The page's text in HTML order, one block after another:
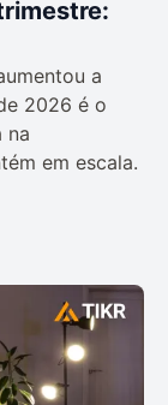
a
2026 é o
na
em escala.